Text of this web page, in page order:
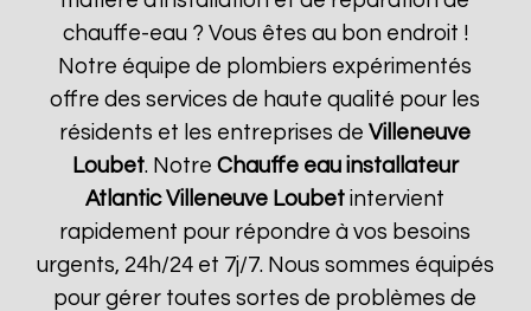
chauffe-eau ? Vous êtes au bon endroit !
Notre équipe de plombiers expérimentés
offre des services de haute qualité pour les
résidents et les entreprises deVilleneuve
Loubet. Notre Chauffe eau installateur
Atlantic Villeneuve Loubet intervient
rapidement pour répondre à vos besoins
urgents, 24h/24 et 7j/7. Nous sommes équipés
pour gérer toutes sortes de problèmes de